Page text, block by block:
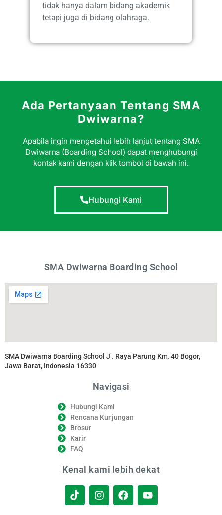
tidak hanya dalam bidang akademik
tetapi juga di bidang olahraga.
Ada Pertanyaan Tentang SMA
Dwiwarna?
Apabila ingin mengetahui lebih lanjut tentang SMA
Dwiwarna (Boarding School) dapat menghubungi
kontak kami dengan klik tombol di bawah ini.
Hubungi Kami
SMA Dwiwarna Boarding School
SMA Dwiwarna Boarding School Jl. Raya Parung Km. 40 Bogor,
Jawa Barat, Indonesia 16330
Navigasi
Hubungi Kami
Rencana Kunjungan
Brosur
Karir
FAQ
Kenal kami lebih dekat